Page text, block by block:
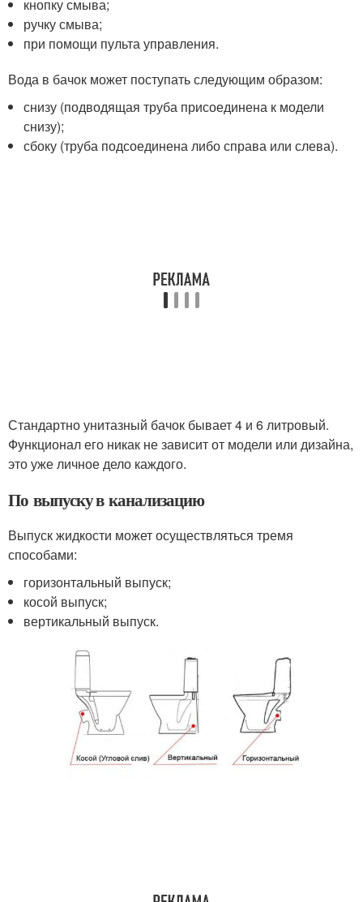
кнопку смыва;
ручку смыва;
при помощи пульта управления.
Вода в бачок может поступать следующим образом:
снизу (подводящая труба присоединена к модели
снизу);
сбоку (труба подсоединена либо справа или слева).
Стандартно унитазный бачок бывает 4 и 6 литровый.
Функционал его никак не зависит от модели или дизайна,
это уже личное дело каждого.
По выпуску в канализацию
Выпуск жидкости может осуществляться тремя
способами:
горизонтальный выпуск;
косой выпуск;
вертикальный выпуск.